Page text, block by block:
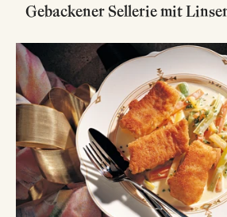
Gebackener Sellerie mit